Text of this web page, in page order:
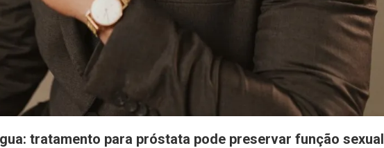
tratamento para próstata pode preservar função sexual